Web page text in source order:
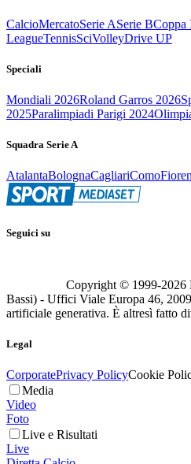
CalcioMercatoSerie ASerie BCoppa
LeagueTennisSciVolleyDrive UP
Speciali
Mondiali 2026Roland Garros 2026
2025Paralimpiadi Parigi 2024
Squadra Serie A
AtalantaBolognaCagliariComo
Seguici su
Copyright © 1999-2026
Bassi) - Uffici Viale Europa 46,
artificiale generativa. È altresì fatto
Legal
CorporatePrivacy PolicyCookie
Media
Video
Foto
Live e Risultati
Live